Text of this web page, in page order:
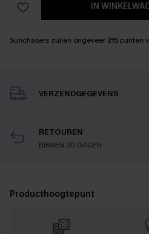
IN
Sunchasers zullen ongeveer 215 punten
VERZENDGEGEVENS
RETOUREN
BINNEN 30 DAGEN
Producthoogtepunt